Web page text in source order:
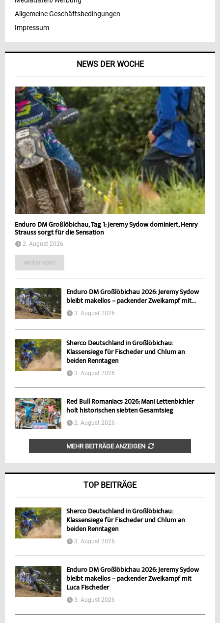
NEWS DER WOCHE
Enduro DM Großlöbichau, Tag 1: Jeremy Sydow dominiert, Henry
Strauss sorgt für die Sensation
2. August 2026
weiterlesen
Enduro DM Großlöbichau 2026: Jeremy Sydow
bleibt makellos – packender Zweikampf mit...
3. August 2026
Sherco Deutschland in Großlöbichau:
Klassensiege für Fischeder und Chlum an
beiden Renntagen
3. August 2026
Red Bull Romaniacs 2026: Mani Lettenbichler
holt historischen siebten Gesamtsieg
2. August 2026
MEHR BEITRÄGE ANZEIGEN
TOP BEITRÄGE
Sherco Deutschland in Großlöbichau:
Klassensiege für Fischeder und Chlum an
beiden Renntagen
3. August 2026
Enduro DM Großlöbichau 2026: Jeremy Sydow
bleibt makellos – packender Zweikampf mit
Luca Fischeder
3. August 2026
Allgemeine Geschäftsbedingungen
Impressum